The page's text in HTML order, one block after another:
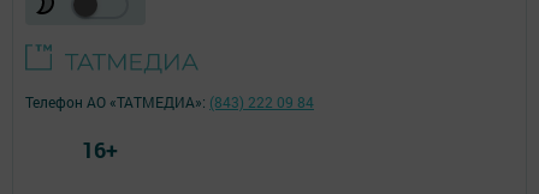
Телефон АО «ТАТМЕДИА»: (843) 222 09 84
16+